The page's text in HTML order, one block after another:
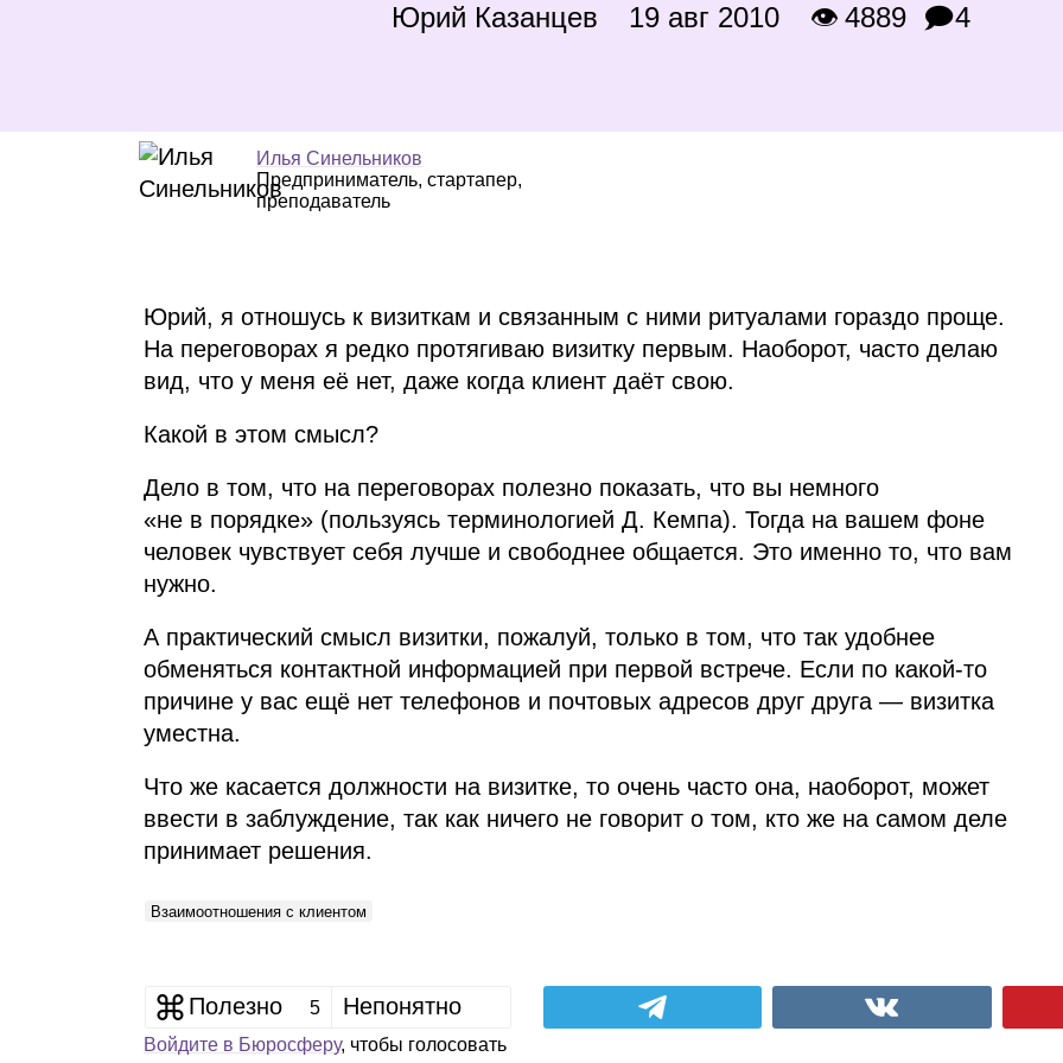
Юрий Казанцев 19 авг 2010 👁 4889 🗩4
Илья Синельников
Предприниматель, стартапер,
преподаватель
Юрий, я отношусь к визиткам и связанным с ними ритуалами гораздо проще.
На переговорах я редко протягиваю визитку первым. Наоборот, часто делаю
вид, что у меня её нет, даже когда клиент даёт свою.
Какой в этом смысл?
Дело в том, что на переговорах полезно показать, что вы немного
«не в порядке» (пользуясь терминологией Д. Кемпа). Тогда на вашем фоне
человек чувствует себя лучше и свободнее общается. Это именно то, что вам
нужно.
А практический смысл визитки, пожалуй, только в том, что так удобнее
обменяться контактной информацией при первой встрече. Если по какой‑то
причине у вас ещё нет телефонов и почтовых адресов друг друга — визитка
уместна.
Что же касается должности на визитке, то очень часто она, наоборот, может
ввести в заблуждение, так как ничего не говорит о том, кто же на самом деле
принимает решения.
Взаимоотношения с клиентом
Полезно 5 Непонятно
Войдите в Бюросферу, чтобы голосовать